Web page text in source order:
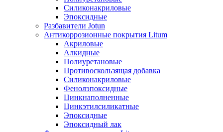
Силиконакриловые
Эпоксидные
Разбавители Jotun
Антикоррозионные покрытия Litum
Акриловые
Алкидные
Полиуретановые
Противоскользящая добавка
Силиконакриловые
Фенолэпоксидные
Цинкнаполненные
Цинкэтилсиликатные
Эпоксидные
Эпоксидный лак